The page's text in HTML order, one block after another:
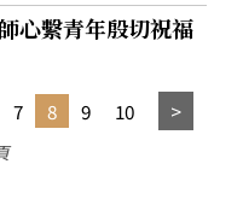
心繫青年殷切祝福
7 8 9 10